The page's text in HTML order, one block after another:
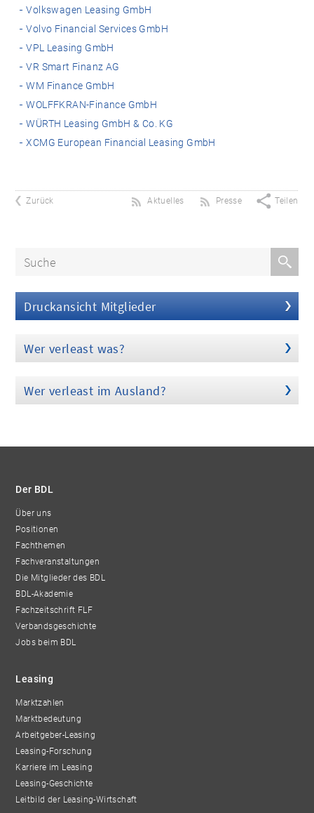
Volkswagen Leasing GmbH
Volvo Financial Services GmbH
VPL Leasing GmbH
VR Smart Finanz AG
WM Finance GmbH
WOLFFKRAN-Finance GmbH
WÜRTH Leasing GmbH & Co. KG
XCMG European Financial Leasing GmbH
Zurück Teilen
Presse
Aktuelles
Druckansicht Mitglieder
Wer verleast was?
Wer verleast im Ausland?
Der BDL
Über uns
Positionen
Fachthemen
Fachveranstaltungen
Die Mitglieder des BDL
BDL-Akademie
Fachzeitschrift FLF
Verbandsgeschichte
Jobs beim BDL
Leasing
Marktzahlen
Marktbedeutung
Arbeitgeber-Leasing
Leasing-Forschung
Karriere im Leasing
Leasing-Geschichte
Leitbild der Leasing-Wirtschaft